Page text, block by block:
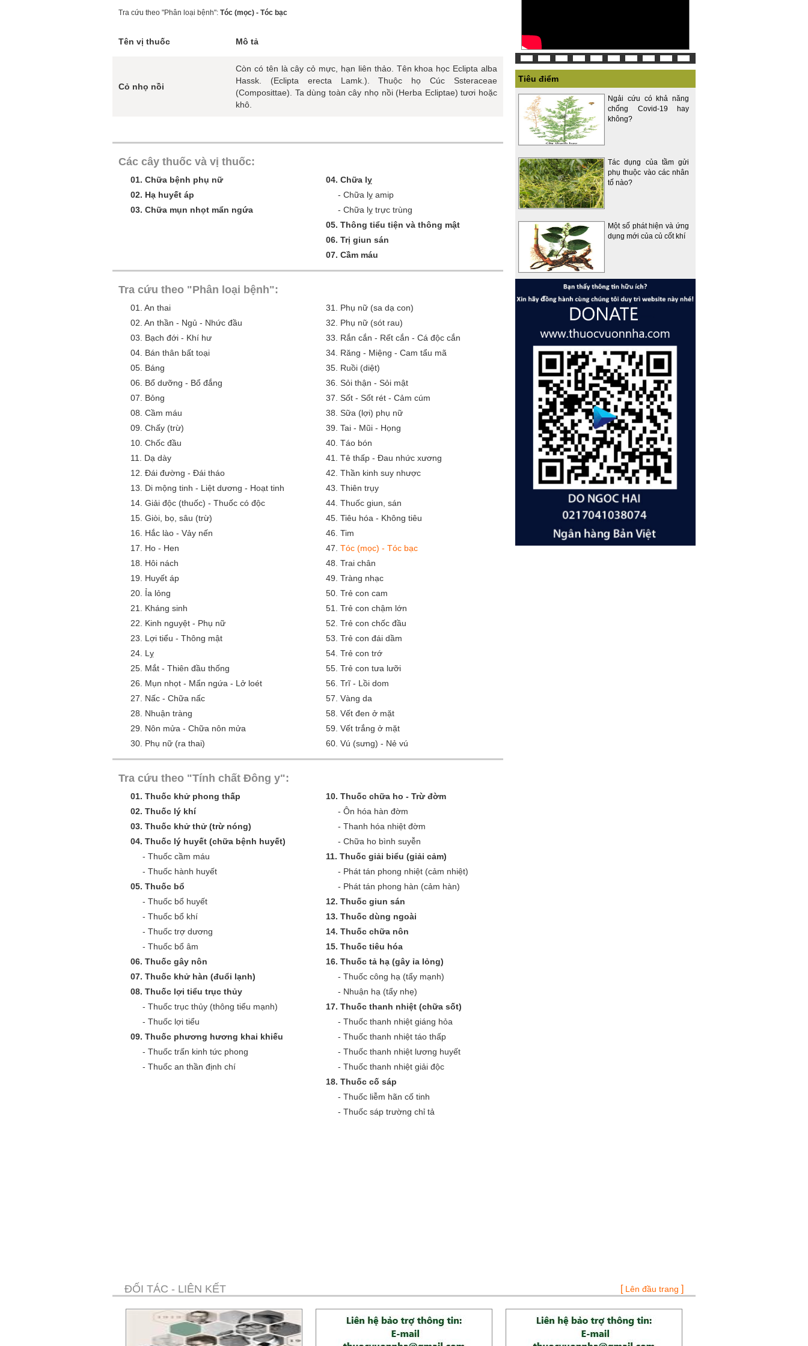
Tra cứu theo "Phân loại bệnh": Tóc (mọc) - Tóc bạc
Tên vị thuốc Mô tả
Cỏ nhọ nồi
Còn có tên là cây cỏ mực, hạn liên thảo. Tên khoa học Eclipta alba
Hassk. (Eclipta erecta Lamk.). Thuộc họ Cúc Ssteraceae
(Composittae). Ta dùng toàn cây nhọ nồi (Herba Ecliptae) tươi hoặc
khô.
Các cây thuốc và vị thuốc:
01. Chữa bệnh phụ nữ
02. Hạ huyết áp
03. Chữa mụn nhọt mẩn ngứa
04. Chữa lỵ
- Chữa lỵ amip
- Chữa lỵ trực trùng
05. Thông tiểu tiện và thông mật
06. Trị giun sán
07. Cầm máu
Tra cứu theo "Phân loại bệnh":
01. An thai
02. An thần - Ngủ - Nhức đầu
03. Bạch đới - Khí hư
04. Bán thân bất toại
05. Báng
06. Bổ dưỡng - Bổ đắng
07. Bỏng
08. Cầm máu
09. Chấy (trừ)
10. Chốc đầu
11. Dạ dày
12. Đái đường - Đái tháo
13. Di mộng tinh - Liệt dương - Hoạt tinh
14. Giải độc (thuốc) - Thuốc có độc
15. Giòi, bọ, sâu (trừ)
16. Hắc lào - Vảy nến
17. Ho - Hen
18. Hôi nách
19. Huyết áp
20. Ỉa lỏng
21. Kháng sinh
22. Kinh nguyệt - Phụ nữ
23. Lợi tiểu - Thông mật
24. Lỵ
25. Mắt - Thiên đầu thống
26. Mụn nhọt - Mẩn ngứa - Lở loét
27. Nấc - Chữa nấc
28. Nhuận tràng
29. Nôn mửa - Chữa nôn mửa
30. Phụ nữ (ra thai)
31. Phụ nữ (sa dạ con)
32. Phụ nữ (sót rau)
33. Rắn cắn - Rết cắn - Cá độc cắn
34. Răng - Miệng - Cam tẩu mã
35. Ruồi (diệt)
36. Sỏi thận - Sỏi mật
37. Sốt - Sốt rét - Cảm cúm
38. Sữa (lợi) phụ nữ
39. Tai - Mũi - Họng
40. Táo bón
41. Tê thấp - Đau nhức xương
42. Thần kinh suy nhược
43. Thiên trụy
44. Thuốc giun, sán
45. Tiêu hóa - Không tiêu
46. Tim
47. Tóc (mọc) - Tóc bạc
48. Trai chân
49. Tràng nhạc
50. Trẻ con cam
51. Trẻ con chậm lớn
52. Trẻ con chốc đầu
53. Trẻ con đái dầm
54. Trẻ con trớ
55. Trẻ con tưa lưỡi
56. Trĩ - Lồi dom
57. Vàng da
58. Vết đen ở mặt
59. Vết trắng ở mặt
60. Vú (sưng) - Nẻ vú
Tra cứu theo "Tính chất Đông y":
01. Thuốc khử phong thấp
02. Thuốc lý khí
03. Thuốc khử thử (trừ nóng)
04. Thuốc lý huyết (chữa bệnh huyết)
- Thuốc cầm máu
- Thuốc hành huyết
05. Thuốc bổ
- Thuốc bổ huyết
- Thuốc bổ khí
- Thuốc trợ dương
- Thuốc bổ âm
06. Thuốc gây nôn
07. Thuốc khử hàn (đuổi lạnh)
08. Thuốc lợi tiểu trục thủy
- Thuốc trục thủy (thông tiểu mạnh)
- Thuốc lợi tiểu
09. Thuốc phương hương khai khiếu
- Thuốc trấn kinh tức phong
- Thuốc an thần định chí
10. Thuốc chữa ho - Trừ đờm
- Ôn hóa hàn đờm
- Thanh hóa nhiệt đờm
- Chữa ho bình suyễn
11. Thuốc giải biểu (giải cảm)
- Phát tán phong nhiệt (cảm nhiệt)
- Phát tán phong hàn (cảm hàn)
12. Thuốc giun sán
13. Thuốc dùng ngoài
14. Thuốc chữa nôn
15. Thuốc tiêu hóa
16. Thuốc tả hạ (gây ỉa lỏng)
- Thuốc công hạ (tẩy mạnh)
- Nhuận hạ (tẩy nhẹ)
17. Thuốc thanh nhiệt (chữa sốt)
- Thuốc thanh nhiệt giáng hỏa
- Thuốc thanh nhiệt táo thấp
- Thuốc thanh nhiệt lương huyết
- Thuốc thanh nhiệt giải độc
18. Thuốc cố sáp
- Thuốc liễm hãn cố tinh
- Thuốc sáp trường chỉ tả
Tiêu điểm
Ngải cứu có khả năng
chống Covid-19 hay
không?
Tác dụng của tầm gửi
phụ thuộc vào các nhân
tố nào?
Một số phát hiện và ứng
dụng mới của củ cốt khí
ĐỐI TÁC - LIÊN KẾT [ Lên đầu trang ]